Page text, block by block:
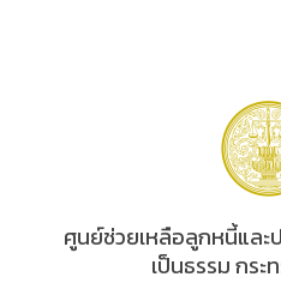
ศูนย์ช่วยเหลือลูกหนี้และ
เป็นธรรม กระ